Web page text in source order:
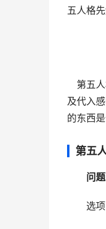
五人格
第五人
及代入
的东西
第五
问题：
选项